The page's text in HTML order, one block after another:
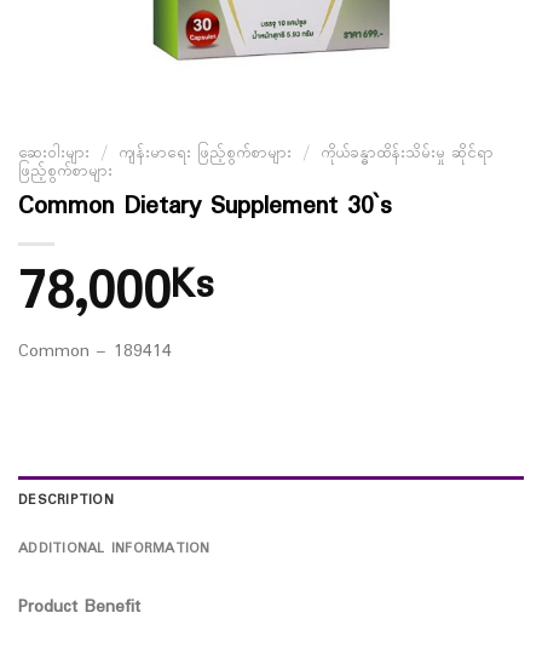
ဆေးဝါးများ / ကျန်းမာရေး ဖြည့်စွက်စာများ / ကိုယ်ခန္ဓာထိန်းသိမ်းမှု ဆိုင်ရာ
ဖြည့်စွက်စာများ
Common Dietary Supplement 30`s
78,000Ks
Common – 189414
DESCRIPTION
ADDITIONAL INFORMATION
Product Benefit